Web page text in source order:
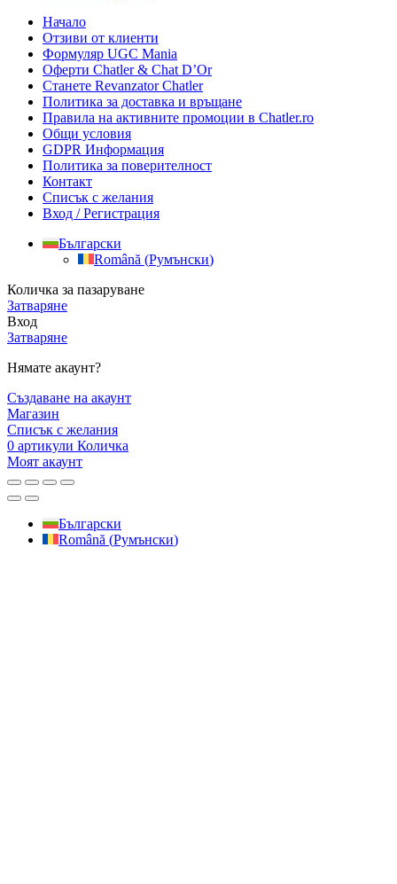
Начало
Отзиви от клиенти
Формуляр UGC Mania
Оферти Chatler & Chat D’Or
Станете Revanzator Chatler
Политика за доставка и връщане
Правила на активните промоции в Chatler.ro
Общи условия
GDPR Информация
Политика за поверителност
Контакт
Списък с желания
Вход / Регистрация
Български
Română (Румънски)
Количка за пазаруване
Затваряне
Вход
Затваряне
Нямате акаунт?
Създаване на акаунт
Магазин
Списък с желания
0 артикули Количка
Моят акаунт
Български
Română (Румънски)